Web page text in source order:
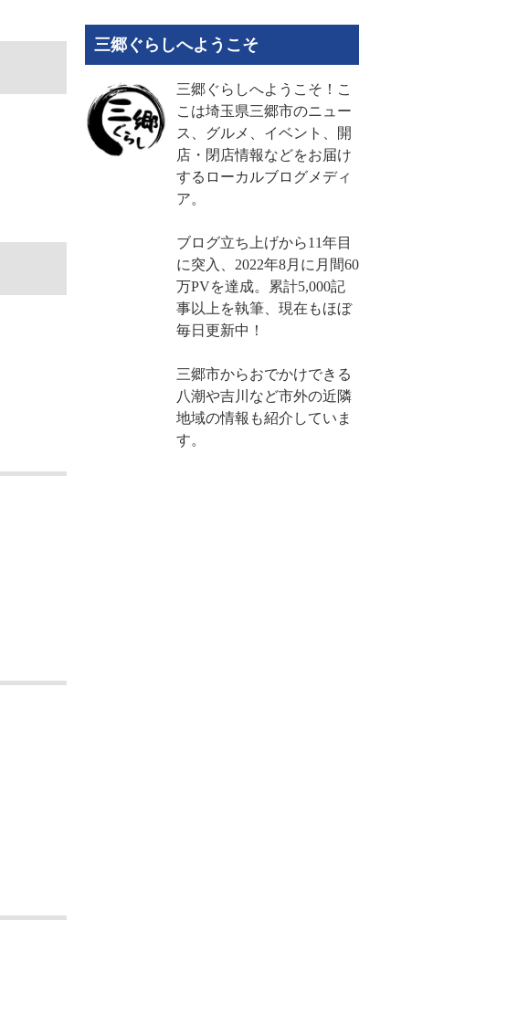
三郷ぐらしへようこそ
三郷ぐらしへようこそ！こ
こは埼玉県三郷市のニュー
ス、グルメ、イベント、開
店・閉店情報などをお届け
するローカルブログメディ
ア。
ブログ立ち上げから11年目
に突入、2022年8月に月間60
万PVを達成。累計5,000記
事以上を執筆、現在もほぼ
毎日更新中！
三郷市からおでかけできる
八潮や吉川など市外の近隣
地域の情報も紹介していま
す。